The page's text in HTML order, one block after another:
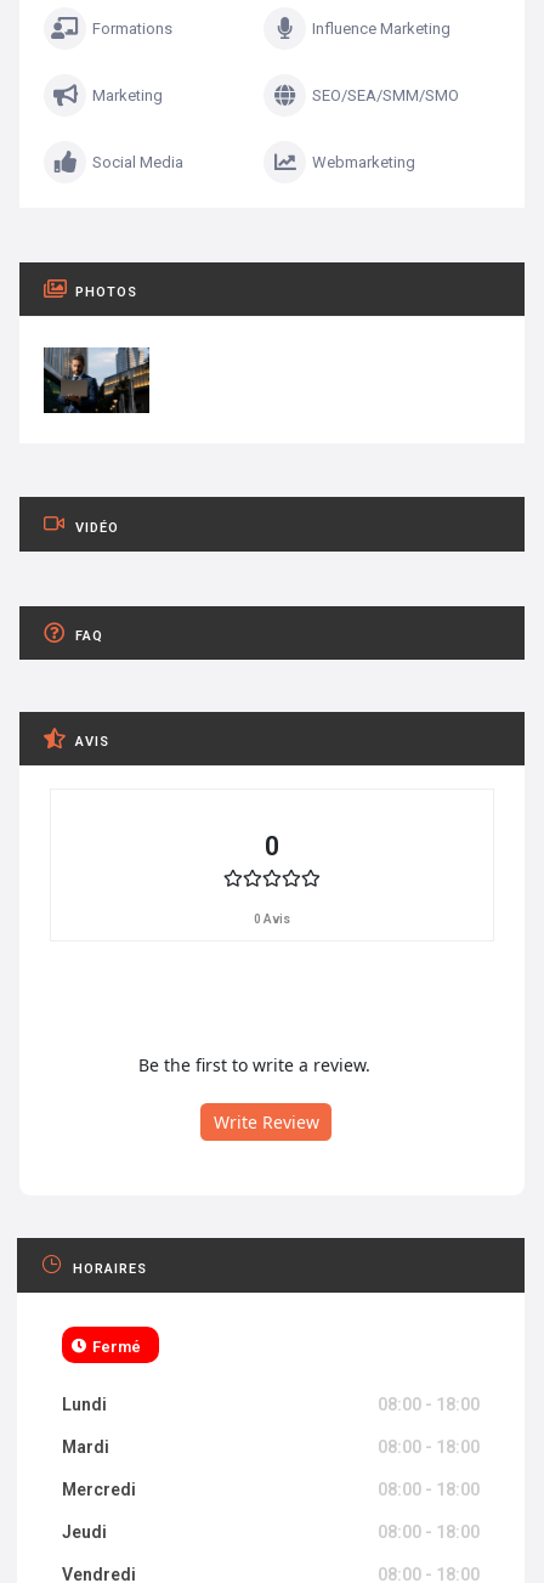
Formations Influence Marketing
Marketing SEO/SEA/SMM/SMO
Social Media Webmarketing
PHOTOS
VIDÉO
FAQ
AVIS
0
0 Avis
Be the first to write a review.
Write Review
HORAIRES
Fermé
Lundi 08:00 - 18:00
Mardi 08:00 - 18:00
Mercredi 08:00 - 18:00
Jeudi 08:00 - 18:00
Vendredi 08:00 - 18:00